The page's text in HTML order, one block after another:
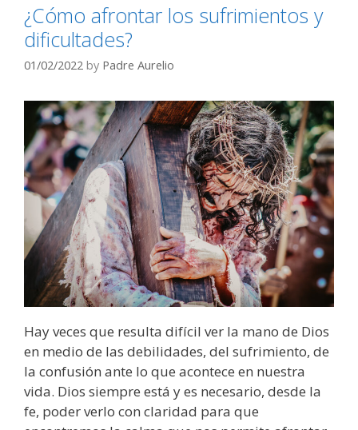
¿Cómo afrontar los sufrimientos y
dificultades?
01/02/2022 by Padre Aurelio
Hay veces que resulta difícil ver la mano de Dios
en medio de las debilidades, del sufrimiento, de
la confusión ante lo que acontece en nuestra
vida. Dios siempre está y es necesario, desde la
fe, poder verlo con claridad para que